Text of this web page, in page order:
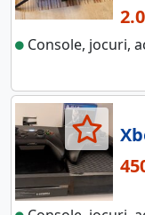
Console, jocuri,